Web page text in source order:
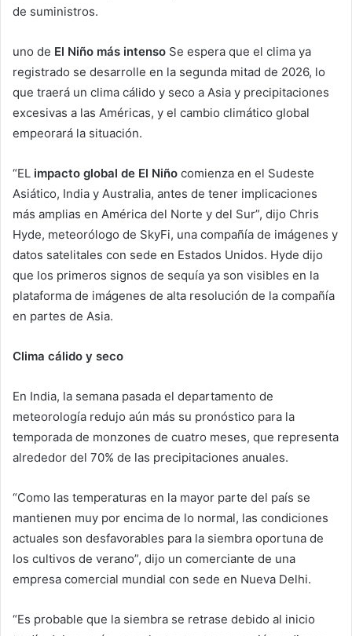
de suministros.
uno de El Niño más intenso Se espera que el clima ya
registrado se desarrolle en la segunda mitad de 2026, lo
que traerá un clima cálido y seco a Asia y precipitaciones
excesivas a las Américas, y el cambio climático global
empeorará la situación.
“EL impacto global de El Niño comienza en el Sudeste
Asiático, India y Australia, antes de tener implicaciones
más amplias en América del Norte y del Sur”, dijo Chris
Hyde, meteorólogo de SkyFi, una compañía de imágenes y
datos satelitales con sede en Estados Unidos. Hyde dijo
que los primeros signos de sequía ya son visibles en la
plataforma de imágenes de alta resolución de la compañía
en partes de Asia.
Clima cálido y seco
En India, la semana pasada el departamento de
meteorología redujo aún más su pronóstico para la
temporada de monzones de cuatro meses, que representa
alrededor del 70% de las precipitaciones anuales.
“Como las temperaturas en la mayor parte del país se
mantienen muy por encima de lo normal, las condiciones
actuales son desfavorables para la siembra oportuna de
los cultivos de verano”, dijo un comerciante de una
empresa comercial mundial con sede en Nueva Delhi.
“Es probable que la siembra se retrase debido al inicio